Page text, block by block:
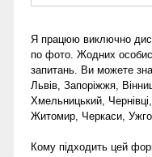
Я працюю виключно
по фото. Жодних
запитань. Ви можете
Львів, Запоріжжя,
Хмельницький,
Житомир, Черкаси,
Кому підходить цей